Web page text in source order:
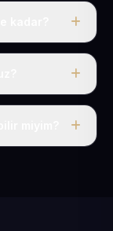
yıllık tek
ve